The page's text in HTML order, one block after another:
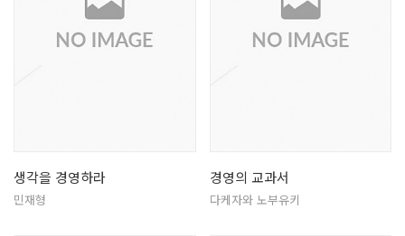
생각을 경영하라
민재형
경영의 교과서
다케자와 노부유키